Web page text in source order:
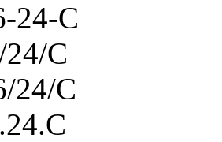
24-C
C
24/C